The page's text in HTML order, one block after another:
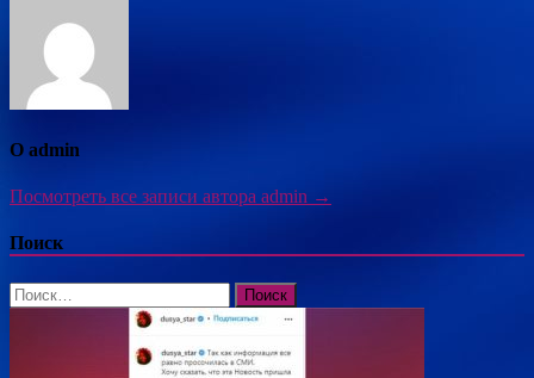
О admin
Посмотреть все записи автора admin →
Поиск
Найти: